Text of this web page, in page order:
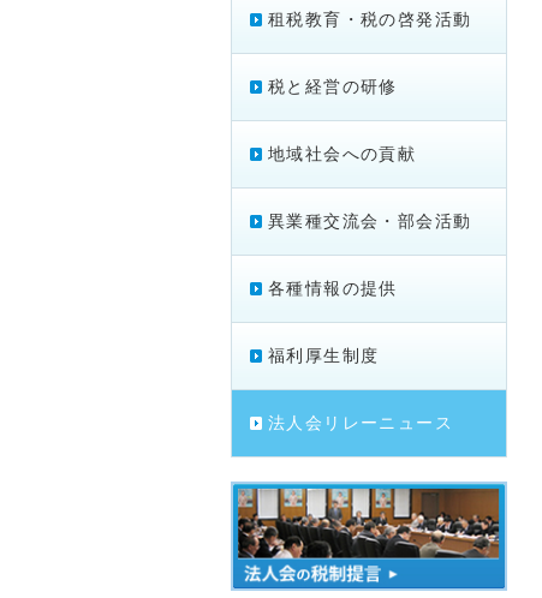
租税教育・税の啓発活動
税と経営の研修
地域社会への貢献
異業種交流会・部会活動
各種情報の提供
福利厚生制度
法人会リレーニュース